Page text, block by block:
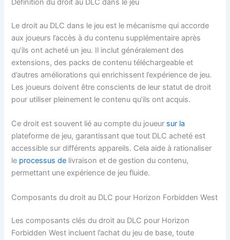
Définition du droit au DLC dans le jeu
Le droit au DLC dans le jeu est le mécanisme qui accorde
aux joueurs l’accès à du contenu supplémentaire après
qu’ils ont acheté un jeu. Il inclut généralement des
extensions, des packs de contenu téléchargeable et
d’autres améliorations qui enrichissent l’expérience de jeu.
Les joueurs doivent être conscients de leur statut de droit
pour utiliser pleinement le contenu qu’ils ont acquis.
Ce droit est souvent lié au compte du joueur sur la
plateforme de jeu, garantissant que tout DLC acheté est
accessible sur différents appareils. Cela aide à rationaliser
le processus de livraison et de gestion du contenu,
permettant une expérience de jeu fluide.
Composants du droit au DLC pour Horizon Forbidden West
Les composants clés du droit au DLC pour Horizon
Forbidden West incluent l’achat du jeu de base, toute